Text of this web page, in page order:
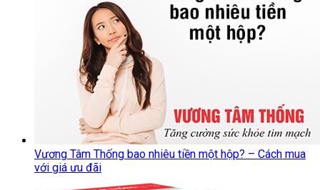
Vương Tâm Thống bao nhiêu tiền một hộp? – Cách mua
với giá ưu đãi